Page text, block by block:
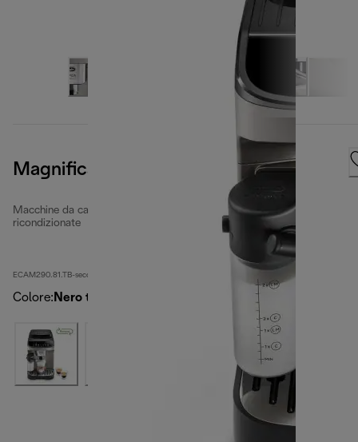
Magnifica Evo
Macchine da caffè completamente automatiche
ricondizionate
ECAM290.81.TB-second
Colore: Nero titanio